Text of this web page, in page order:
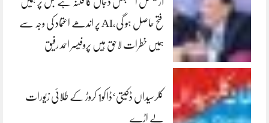
آرٹیفشل انٹلیجنس دجال کا فتنہ ہے جس پر ہمیں
فتح حاصل ہو گی،AI پر اندھے اعتماد کی وجہ سے
ہمیں خطرات لاحق ہیں پروفیسر احمد رفیق
کلرسیداں ڈکیتی‘ڈاکو1 کروڑ کے طلائی زیورات
لے اڑے